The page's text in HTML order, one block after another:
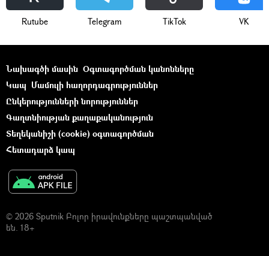
Rutube Telegram ТikТоk VK
Նախագծի մասին Օգտագործման կանոնները
Կապ Մամուլի հաղորդագրություններ
Ընկերությունների նորություններ
Գաղտնիության քաղաքականություն
Տեղեկանիշի (cookie) օգտագործման
Հետադարձ կապ
© 2026 Sputnik Բոլոր իրավունքները պաշտպանված
են. 18+